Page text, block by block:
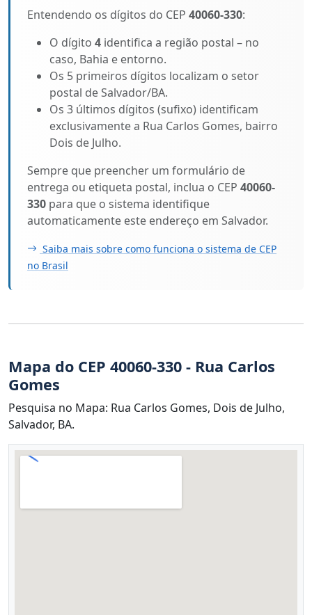
Entendendo os dígitos do CEP 40060-330:
O dígito 4 identifica a região postal – no
caso, Bahia e entorno.
Os 5 primeiros dígitos localizam o setor
postal de Salvador/BA.
Os 3 últimos dígitos (sufixo) identificam
exclusivamente a Rua Carlos Gomes, bairro
Dois de Julho.
Sempre que preencher um formulário de
entrega ou etiqueta postal, inclua o CEP 40060-
330 para que o sistema identifique
automaticamente este endereço em Salvador.
Saiba mais sobre como funciona o sistema de CEP
no Brasil
Mapa do CEP 40060-330 - Rua Carlos
Gomes
Pesquisa no Mapa: Rua Carlos Gomes, Dois de Julho,
Salvador, BA.